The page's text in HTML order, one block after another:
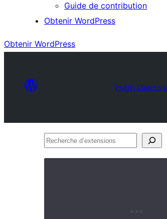
Guide de contribution
Obtenir WordPress
Obtenir WordPress
Plugin Directory
Recherche